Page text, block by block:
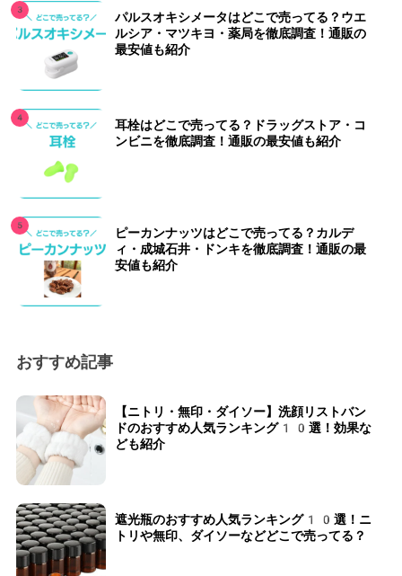
パルスオキシメータはどこで売ってる？ウエ
ルシア・マツキヨ・薬局を徹底調査！通販の
最安値も紹介
耳栓はどこで売ってる？ドラッグストア・コ
ンビニを徹底調査！通販の最安値も紹介
ピーカンナッツはどこで売ってる？カルデ
ィ・成城石井・ドンキを徹底調査！通販の最
安値も紹介
おすすめ記事
【ニトリ・無印・ダイソー】洗顔リストバン
ドのおすすめ人気ランキング10選！効果な
ども紹介
遮光瓶のおすすめ人気ランキング10選！ニ
トリや無印、ダイソーなどどこで売ってる？